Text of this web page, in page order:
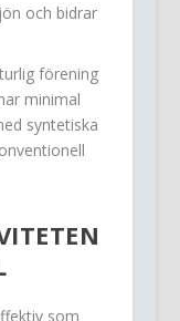
och bidrar
förening
minimal
syntetiska
som